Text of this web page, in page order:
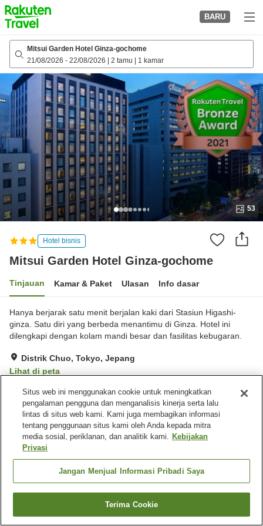
to
top
page
BARU
Mitsui Garden Hotel Ginza-gochome
21/08/2026 - 22/08/2026 2 tamu 1 kamar
53
Hotel bisnis
Mitsui Garden Hotel Ginza-gochome
Tinjauan Kamar & Paket Ulasan Info dasar
Hanya berjarak satu menit berjalan kaki dari Stasiun Higashi-
ginza. Satu diri yang berbeda menantimu di Ginza. Hotel ini
dilengkapi dengan kolam mandi besar dan fasilitas kebugaran.
Distrik Chuo, Tokyo, Jepang
Lihat di peta
Hebat Ulasan:372
Fasilitas properti
Gym / Klub kebugaran
Restoran
Mesin penjual otomatis
Beranda Jepang Tokyo
Distrik Chuo
Mitsui Garden Hotel Ginza-gochome
Cari kamar
Situs web ini menggunakan cookie untuk meningkatkan
pengalaman pengguna dan menganalisis kinerja serta lalu
lintas di situs web kami. Kami juga membagikan informasi
tentang penggunaan situs kami oleh Anda kepada mitra
media sosial, periklanan, dan analitik kami. Kebijakan
Privasi
Jangan Menjual Informasi Pribadi Saya
Terima Cookie